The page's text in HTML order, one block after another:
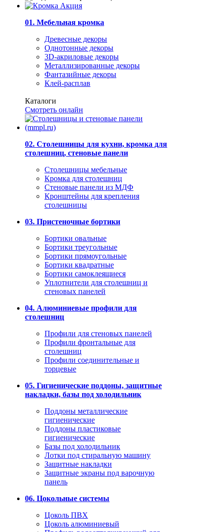
01. Мебельная кромка
Древесные декоры
Однотонные декоры
3D-акриловые декоры
Металлизированные декоры
Фантазийные декоры
Клей-расплав
Каталоги
Смотреть онлайн
02. Столешницы для кухни, кромка для
столешниц, стеновые панели
Столешницы мебельные
Кромка для столешниц
Стеновые панели из МДФ
Кронштейны для крепления
столешницы
03. Пристеночные бортики
Бортики овальные
Бортики треугольные
Бортики прямоугольные
Бортики квадратные
Бортики самоклеящиеся
Уплотнители для столешниц и
стеновых панелей
04. Алюминиевые профили для
столешниц
Профили для стеновых панелей
Профили фронтальные для
столешниц
Профили соединительные и
торцевые
05. Гигиенические поддоны, защитные
накладки, базы под холодильник
Поддоны металлические
гигиенические
Поддоны пластиковые
гигиенические
Базы под холодильник
Лотки под стиральную машину
Защитные накладки
Защитные экраны под варочную
панель
06. Цокольные системы
Цоколь ПВХ
Цоколь алюминиевый